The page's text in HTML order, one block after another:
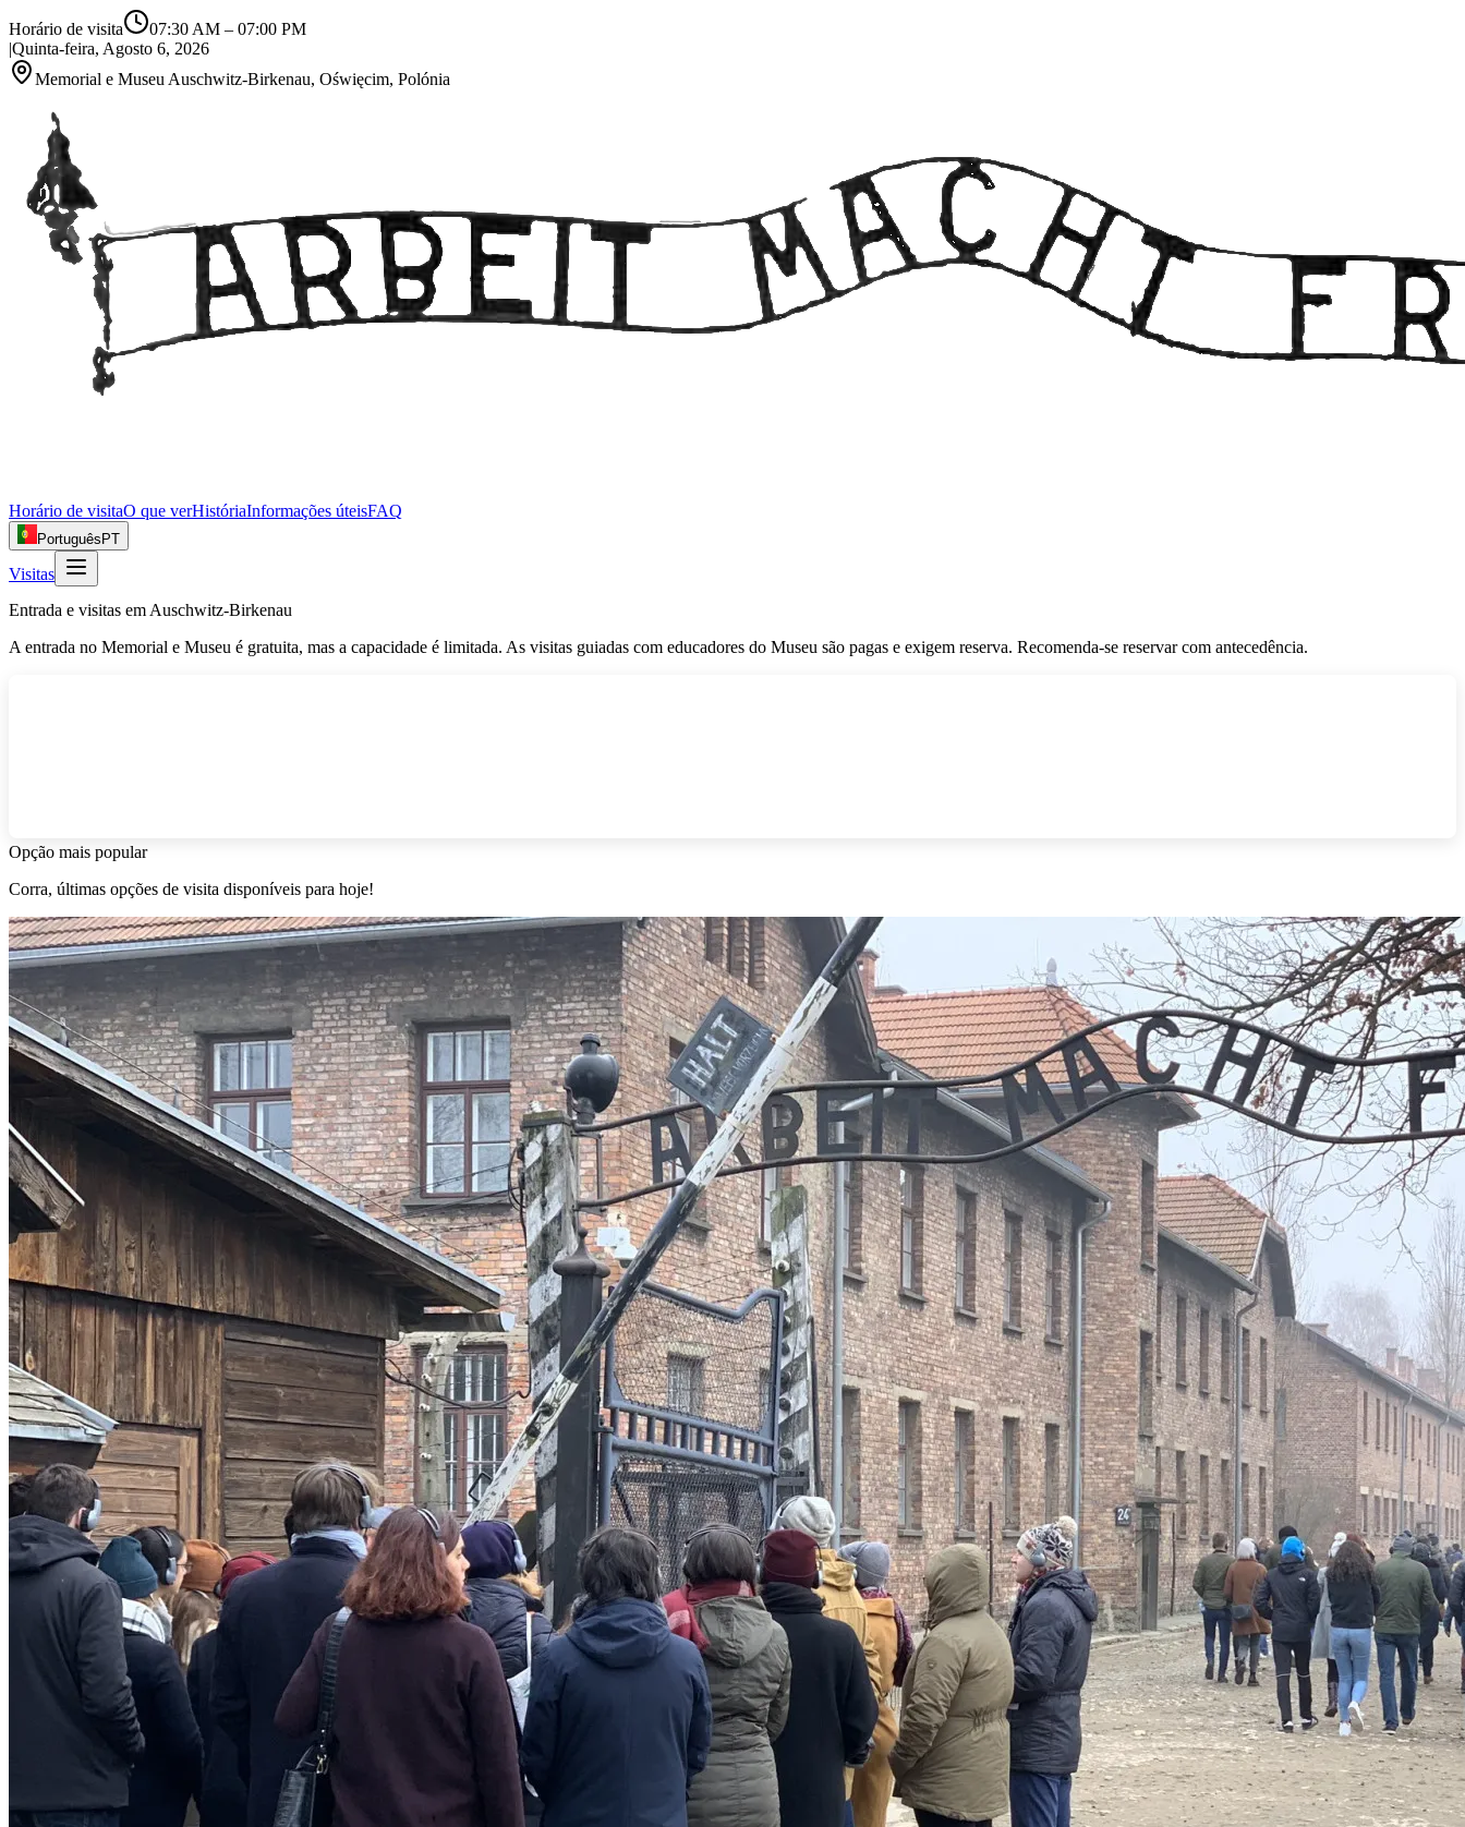
Horário de visita 07:30 AM – 07:00 PM
|Quinta-feira, Agosto 6, 2026
Memorial e Museu Auschwitz-Birkenau, Oświęcim, Polónia
Horário de visitaO que verHistóriaInformações úteisFAQ
Português PT
Visitas
Entrada e visitas em Auschwitz-Birkenau
A entrada no Memorial e Museu é gratuita, mas a capacidade é limitada. As visitas guiadas com educadores do Museu são pagas e exigem reserva. Recomenda-se reservar com antecedência.
Opção mais popular
Corra, últimas opções de visita disponíveis para hoje!